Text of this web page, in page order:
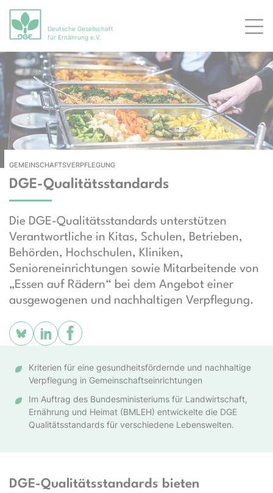
Deutsche Gesellschaft
für Ernährung e.V.
GEMEINSCHAFTSVERPFLEGUNG
DGE-Qualitätsstandards
Die DGE-Qualitätsstandards unterstützen
Verantwortliche in Kitas, Schulen, Betrieben,
Behörden, Hochschulen, Kliniken,
Senioreneinrichtungen sowie Mitarbeitende von
„Essen auf Rädern“ bei dem Angebot einer
ausgewogenen und nachhaltigen Verpflegung.
Kriterien für eine gesundheitsfördernde und nachhaltige
Verpflegung in Gemeinschaftseinrichtungen
Im Auftrag des Bundesministeriums für Landwirtschaft,
Ernährung und Heimat (BMLEH) entwickelte die DGE
Qualitätsstandards für verschiedene Lebenswelten.
DGE-Qualitätsstandards bieten